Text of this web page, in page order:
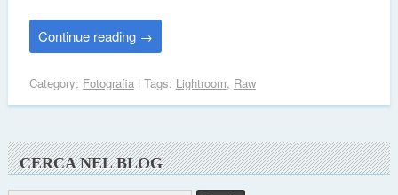
Continue reading →
Category: Fotografia| Tags: Lightroom, Raw
CERCA NEL BLOG